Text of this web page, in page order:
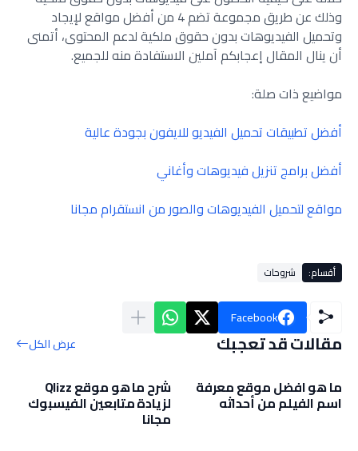
وذلك عن طريق مجموعة تضم 4 من أفضل مواقع لإيجاد
وتحميل الفيديوهات بدون حقوق ملكية لدعم المحتوى، أتمنى
أن ينال المقال إعجابكم آملين الاستفادة منه للجميع.
مواضيع ذات صلة:
أفضل تطبيقات تحميل الفيديو للايفون بجودة عالية
أفضل برامج تنزيل فيديوهات وأغاني
مواقع لتحميل الفيديوهات والصور من انستقرام مجانا
أقسام: شروحات
Facebook
مقالات قد تعجبك عرض الكل
ما هو افضل موقع معرفة
اسم الفيلم من أحداثه
شرح ما هو موقع Qlizz
لزيادة متابعين الفيسبوك
مجانا